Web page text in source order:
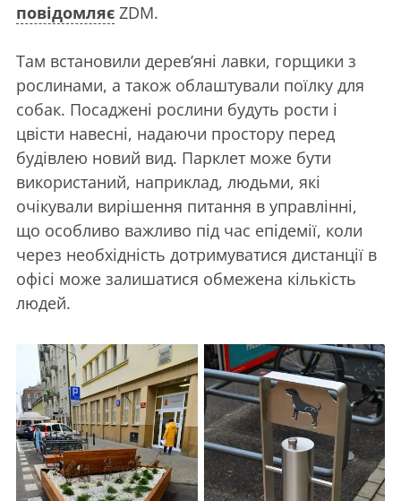
повідомляє ZDM.
Там встановили дерев’яні лавки, горщики з
рослинами, а також облаштували поїлку для
собак. Посаджені рослини будуть рости і
цвісти навесні, надаючи простору перед
будівлею новий вид. Парклет може бути
використаний, наприклад, людьми, які
очікували вирішення питання в управлінні,
що особливо важливо під час епідемії, коли
через необхідність дотримуватися дистанції в
офісі може залишатися обмежена кількість
людей.